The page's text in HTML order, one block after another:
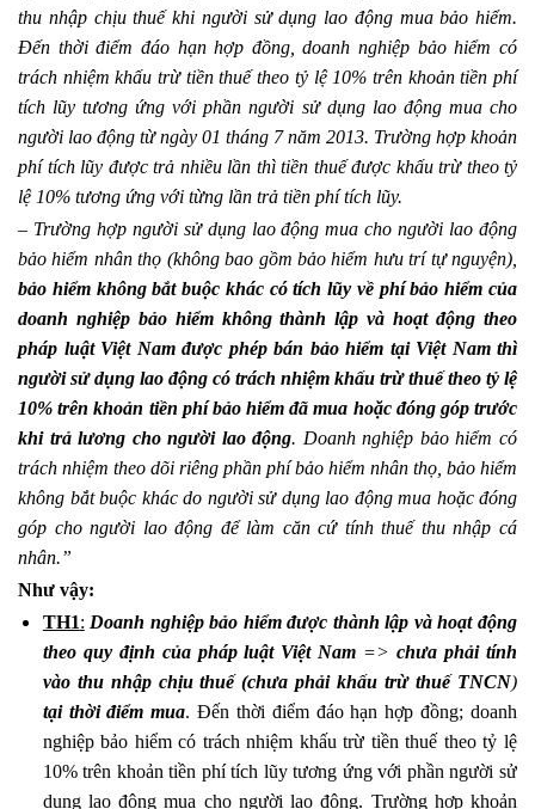
thu nhập chịu thuế khi người sử dụng lao động mua bảo hiểm.
Đến thời điểm đáo hạn hợp đồng, doanh nghiệp bảo hiểm có
trách nhiệm khấu trừ tiền thuế theo tỷ lệ 10% trên khoản tiền phí
tích lũy tương ứng với phần người sử dụng lao động mua cho
người lao động từ ngày 01 tháng 7 năm 2013. Trường hợp khoản
phí tích lũy được trả nhiều lần thì tiền thuế được khấu trừ theo tỷ
lệ 10% tương ứng với từng lần trả tiền phí tích lũy.
– Trường hợp người sử dụng lao động mua cho người lao động
bảo hiểm nhân thọ (không bao gồm bảo hiểm hưu trí tự nguyện),
bảo hiểm không bắt buộc khác có tích lũy về phí bảo hiểm của
doanh nghiệp bảo hiểm không thành lập và hoạt động theo
pháp luật Việt Nam được phép bán bảo hiểm tại Việt Nam thì
người sử dụng lao động có trách nhiệm khấu trừ thuế theo tỷ lệ
10% trên khoản tiền phí bảo hiểm đã mua hoặc đóng góp trước
khi trả lương cho người lao động. Doanh nghiệp bảo hiểm có
trách nhiệm theo dõi riêng phần phí bảo hiểm nhân thọ, bảo hiểm
không bắt buộc khác do người sử dụng lao động mua hoặc đóng
góp cho người lao động để làm căn cứ tính thuế thu nhập cá
nhân.”
Như vậy:
TH1: Doanh nghiệp bảo hiểm được thành lập và hoạt động
theo quy định của pháp luật Việt Nam =>chưa phải tính
vào thu nhập chịu thuế (chưa phải khấu trừ thuế TNCN)
tại thời điểm mua. Đến thời điểm đáo hạn hợp đồng; doanh
nghiệp bảo hiểm có trách nhiệm khấu trừ tiền thuế theo tỷ lệ
10% trên khoản tiền phí tích lũy tương ứng với phần người sử
dụng lao động mua cho người lao động. Trường hợp khoản